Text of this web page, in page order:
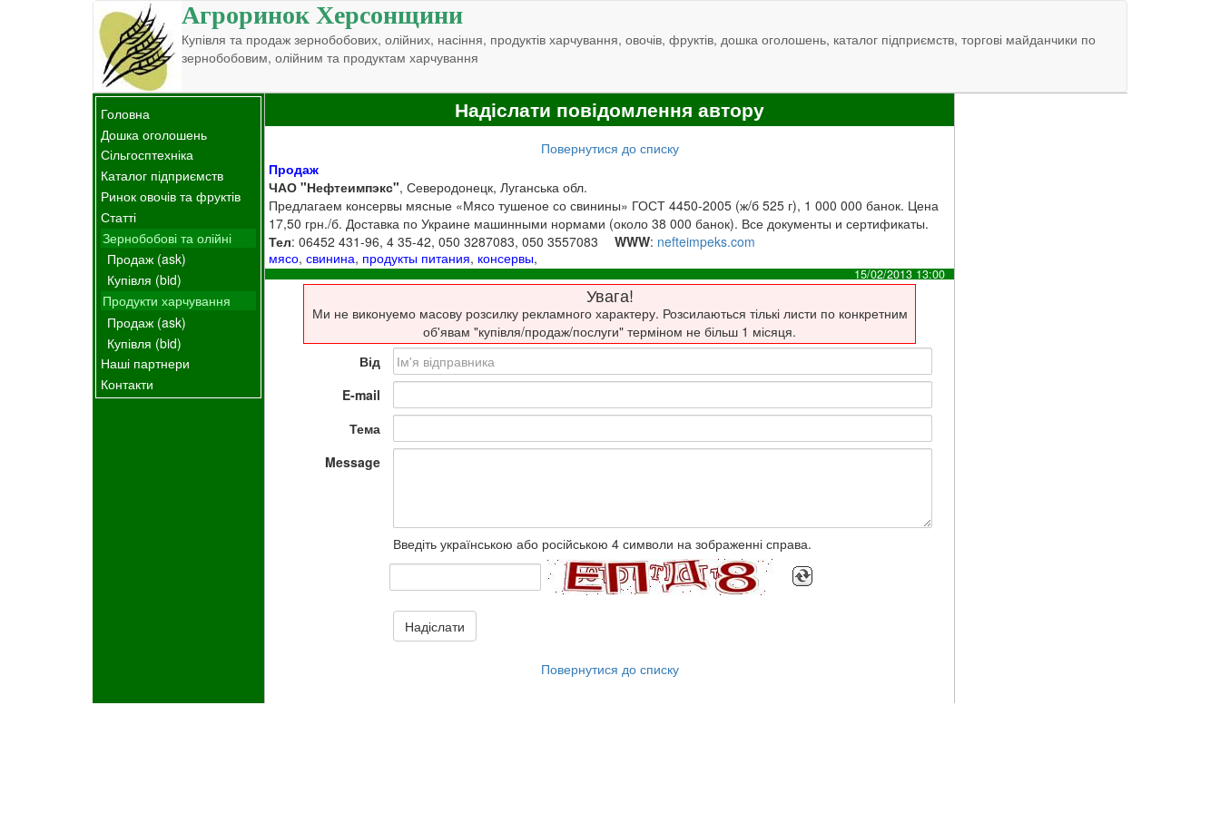
Агроринок Херсонщини
Купівля та продаж зернобобових, олійних, насіння, продуктів харчування, овочів, фруктів, дошка оголошень, каталог підприємств, торгові майданчики по
зернобобовим, олійним та продуктам харчування
Головна
Дошка оголошень
Сільгосптехніка
Каталог підприємств
Ринок овочів та фруктів
Статті
Зернобобові та олійні
Продаж (ask)
Купівля (bid)
Продукти харчування
Продаж (ask)
Купівля (bid)
Наші партнери
Контакти
Надіслати повідомлення автору
Повернутися до списку
Продаж
ЧАО "Нефтеимпэкс", Северодонецк, Луганська обл.
Предлагаем консервы мясные «Мясо тушеное со свинины» ГОСТ 4450-2005 (ж/б 525 г), 1 000 000 банок. Цена
17,50 грн./б. Доставка по Украине машинными нормами (около 38 000 банок). Все документы и сертификаты.
Тел: 06452 431-96, 4 35-42, 050 3287083, 050 3557083 WWW: nefteimpeks.com
мясо,свинина, продукты питания, консервы,
15/02/2013 13:00
Увага!
Ми не виконуемо масову розсилку рекламного характеру. Розсилаються тількі листи по конкретним
об'явам "купівля/продаж/послуги" терміном не більш 1 місяця.
Від
E-mail
Тема
Message
Введіть українською або російською 4 символи на зображенні справа.
Надіслати
Повернутися до списку